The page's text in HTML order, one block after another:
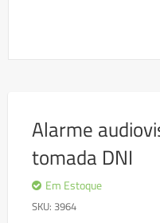
Alarme
tomada DNI
Em Estoque
SKU 3964
beginning
images
gallery